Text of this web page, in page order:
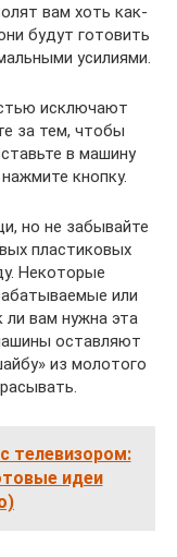
вам хоть как-
будут готовить
усилиями.
исключают
за тем, чтобы
в машину
кнопку.
но не забывайте
пластиковых
Некоторые
или
вам нужна эта
оставляют
из молотого
телевизором:
идеи